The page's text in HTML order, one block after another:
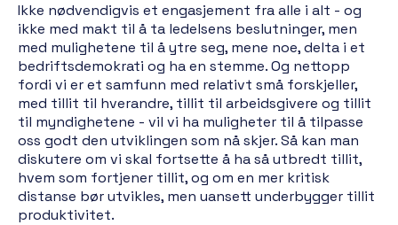
Ikke nødvendigvis et engasjement fra alle i alt - og
ikke med makt til å ta ledelsens beslutninger, men
med mulighetene til å ytre seg, mene noe, delta i et
bedriftsdemokrati og ha en stemme. Og nettopp
fordi vi er et samfunn med relativt små forskjeller,
med tillit til hverandre, tillit til arbeidsgivere og tillit
til myndighetene - vil vi ha muligheter til å tilpasse
oss godt den utviklingen som nå skjer. Så kan man
diskutere om vi skal fortsette å ha så utbredt tillit,
hvem som fortjener tillit, og om en mer kritisk
distanse bør utvikles, men uansett underbygger tillit
produktivitet.